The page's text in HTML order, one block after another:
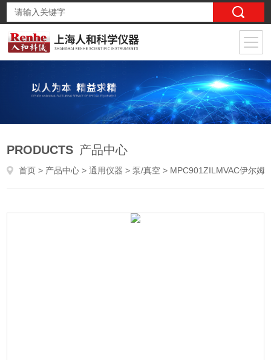
PRODUCTS 产品中心
首页 > 产品中心 >通用仪器 >泵/真空 > MPC901ZILMVAC伊尔姆 抗化学腐蚀二级隔膜泵